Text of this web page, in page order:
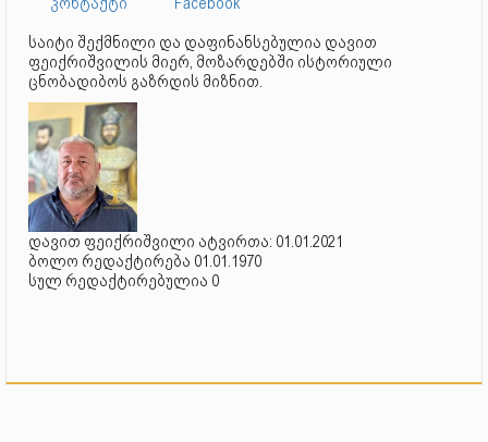
საიტი შექმნილი და დაფინანსებულია დავით
ფეიქრიშვილის მიერ, მოზარდებში ისტორიული
ცნობადიბოს გაზრდის მიზნით.
დავით ფეიქრიშვილი ატვირთა: 01.01.2021
ბოლო რედაქტირება 01.01.1970
სულ რედაქტირებულია 0